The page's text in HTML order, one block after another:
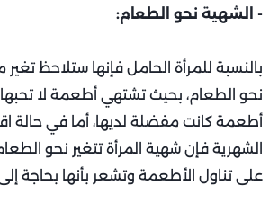
- الشهية نحو الطعام:
بالنسبة للمرأة الحامل فإنها ستلاحظ
نحو الطعام، بحيث تشتهي أطعمة لا
أطعمة كانت مفضلة لديها، أما في حالة
الشهرية فإن شهية المرأة تتغير نحو
على تناول الأطعمة وتشعر بأنها بحاجة